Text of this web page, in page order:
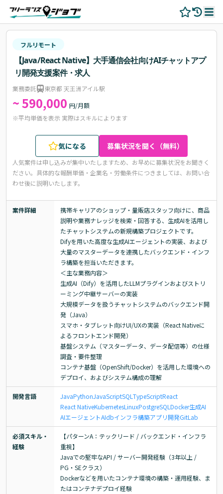
フルリモート
【Java/React Native】大手通信会社向けAIチャットアプ
リ開発支援案件・求人
業務委託 東京都 天王洲アイル駅
~ 590,000 円/月額
※平均単価を表示 実際はスキルによります
気になる 募集状況を聞く（無料）
人気案件は申し込みが集中いたしますため、お早めに募集状況をお聞きく
ださい。 具体的な報酬単価・企業名・労働条件につきましては、お問い合
わせ後に説明いたします。
案件詳細
携帯キャリアのショップ・量販店スタッフ向けに、商品
説明や業務ナレッジを検索・回答する、生成AIを活用し
たチャットシステムの新規構築プロジェクトです。
Difyを用いた高度な生成AIエージェントの実装、および
大量のマスターデータを連携したバックエンド・インフ
ラ構築を担当いただきます。
＜主な業務内容＞
生成AI（Dify）を活用したLLMプラグインおよびストリ
ーミング中継サーバーの実装
大規模データを扱うチャットシステムのバックエンド開
発（Java）
スマホ・タブレット向けUI/UXの実装（React Nativeに
よるフロントエンド開発）
基盤システム（マスターデータ、データ配信等）の仕様
調査・要件整理
コンテナ基盤（OpenShift/Docker）を活用した環境への
デプロイ、およびシステム構成の理解
開発言語 JavaPythonJavaScriptSQL TypeScriptReact
React NativeKubernetesLinuxPostgreSQL Docker生成AI
AIエージェントAIdbインフラ構築アプリ開発GitLab
必須スキル・
経験
【パターンA：テックリード / バックエンド・インフラ
重視】
Javaでの堅牢なAPI / サーバー開発経験（3年以上 /
PG・SEクラス）
Dockerなどを用いたコンテナ環境の構築・運用経験、ま
たはコンテナデプロイ経験